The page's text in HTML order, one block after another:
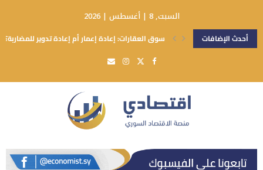
السبت, 8 | أغسطس | 2026
أحدث الإضافات سوق العقارات: إعادة إعمار أم إعادة تدوير للمضاربة؟